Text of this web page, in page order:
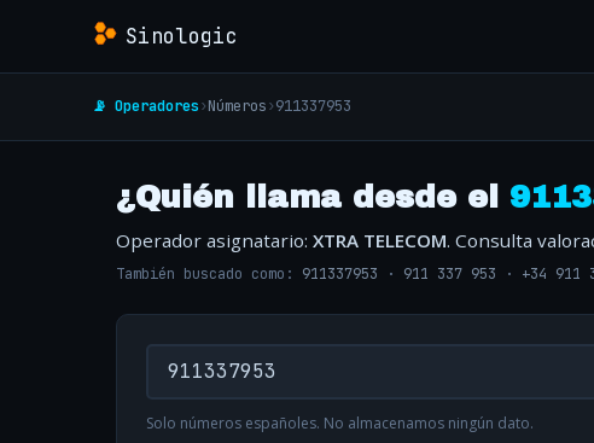
Sinologic
📡 Operadores›Números›911337953
¿Quién llama desde el
Operador asignatario: XTRA TELECOM. Consulta
También buscado como: 911337953 · 911 337 953 · +34 911
Solo números españoles. No almacenamos ningún dato.